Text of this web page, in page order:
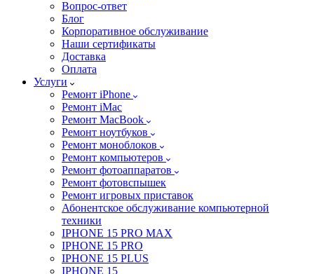
Вопрос-ответ
Блог
Корпоративное обслуживание
Наши сертификаты
Доставка
Оплата
Услуги
Ремонт iPhone
Ремонт iMac
Ремонт MacBook
Ремонт ноутбуков
Ремонт моноблоков
Ремонт компьютеров
Ремонт фотоаппаратов
Ремонт фотовспышек
Ремонт игровых приставок
Абонентское обслуживание компьютерной
техники
IPHONE 15 PRO MAX
IPHONE 15 PRO
IPHONE 15 PLUS
IPHONE 15